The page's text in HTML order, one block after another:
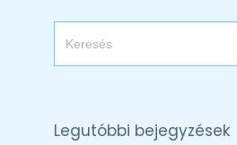
Legutóbbi bejegyzések